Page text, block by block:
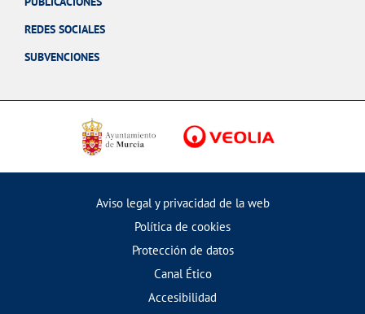
REDES SOCIALES
SUBVENCIONES
Aviso legal y privacidad de la web
Política de cookies
Protección de datos
Canal Ético
Accesibilidad